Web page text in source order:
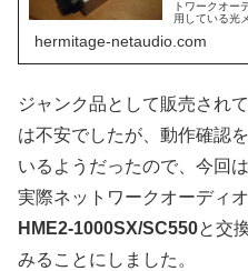
トワークオー
用している光
アコンバータ
hermitage-netaudio.com
ジャンク品として販売され
は不安でしたが、動作確認
いるようだったので、今回
実際ネットワークオーディ
HME2-1000SX/SC550と交
みることにしました。